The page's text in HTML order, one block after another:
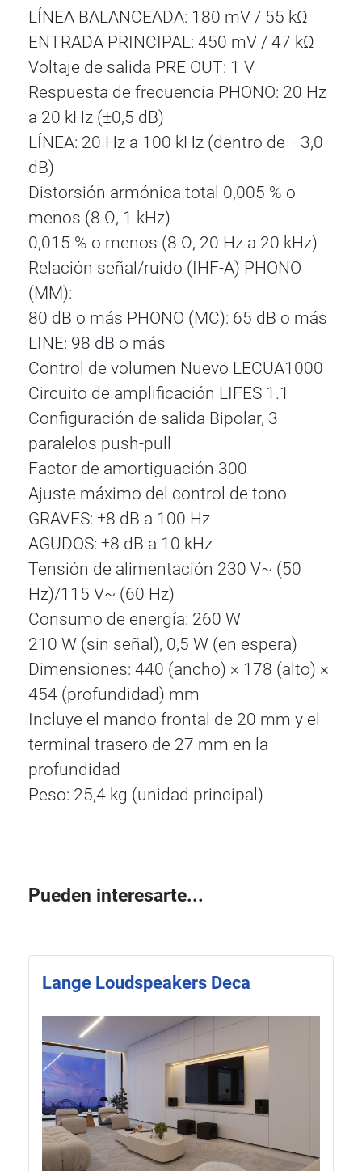
LÍNEA BALANCEADA: 180 mV / 55 kΩ
ENTRADA PRINCIPAL: 450 mV / 47 kΩ
Voltaje de salida PRE OUT: 1 V
Respuesta de frecuencia PHONO: 20 Hz
a 20 kHz (±0,5 dB)
LÍNEA: 20 Hz a 100 kHz (dentro de –3,0
dB)
Distorsión armónica total 0,005 % o
menos (8 Ω, 1 kHz)
0,015 % o menos (8 Ω, 20 Hz a 20 kHz)
Relación señal/ruido (IHF-A) PHONO
(MM):
80 dB o más PHONO (MC): 65 dB o más
LINE: 98 dB o más
Control de volumen Nuevo LECUA1000
Circuito de amplificación LIFES 1.1
Configuración de salida Bipolar, 3
paralelos push-pull
Factor de amortiguación 300
Ajuste máximo del control de tono
GRAVES: ±8 dB a 100 Hz
AGUDOS: ±8 dB a 10 kHz
Tensión de alimentación 230 V~ (50
Hz)/115 V~ (60 Hz)
Consumo de energía: 260 W
210 W (sin señal), 0,5 W (en espera)
Dimensiones: 440 (ancho) × 178 (alto) ×
454 (profundidad) mm
Incluye el mando frontal de 20 mm y el
terminal trasero de 27 mm en la
profundidad
Peso: 25,4 kg (unidad principal)
Pueden interesarte...
Lange Loudspeakers Deca